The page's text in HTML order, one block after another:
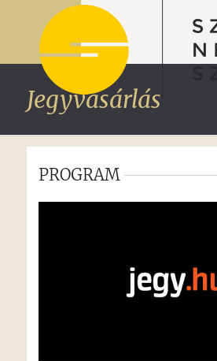
Jegyvásárlás